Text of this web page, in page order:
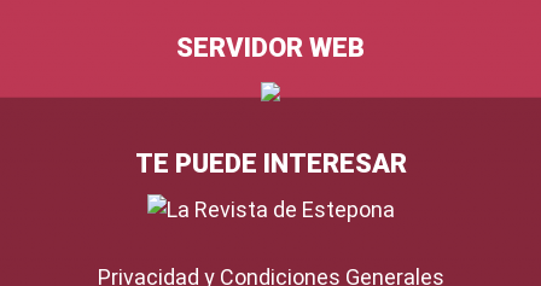
SERVIDOR WEB
TE PUEDE INTERESAR
Privacidad y Condiciones Generales